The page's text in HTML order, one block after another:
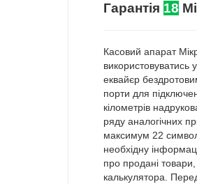
Гарантія 18
Касовий апарат
використовуватись
еквайєр
порти для
кілометрів
ряду аналогічних
максимум 22
необхідну
про продані
калькулятора.